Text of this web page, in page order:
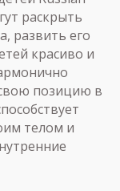
раскрыть
развить его
красиво и
позицию в
телом и